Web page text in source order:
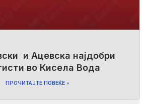
и Ацевска најдобри
во Кисела Вода
ПРОЧИТАЈТЕ ПОВЕЌЕ »